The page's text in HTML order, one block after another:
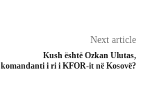
Next article
Kush është Ozkan Ulutas,
komandanti i ri i KFOR-it në Kosovë?